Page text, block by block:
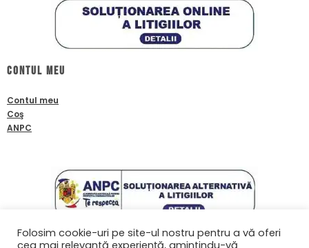
Contul meu
Contul meu
Coş
ANPC
Folosim cookie-uri pe site-ul nostru pentru a vă oferi
cea mai relevantă experiență, amintindu-vă